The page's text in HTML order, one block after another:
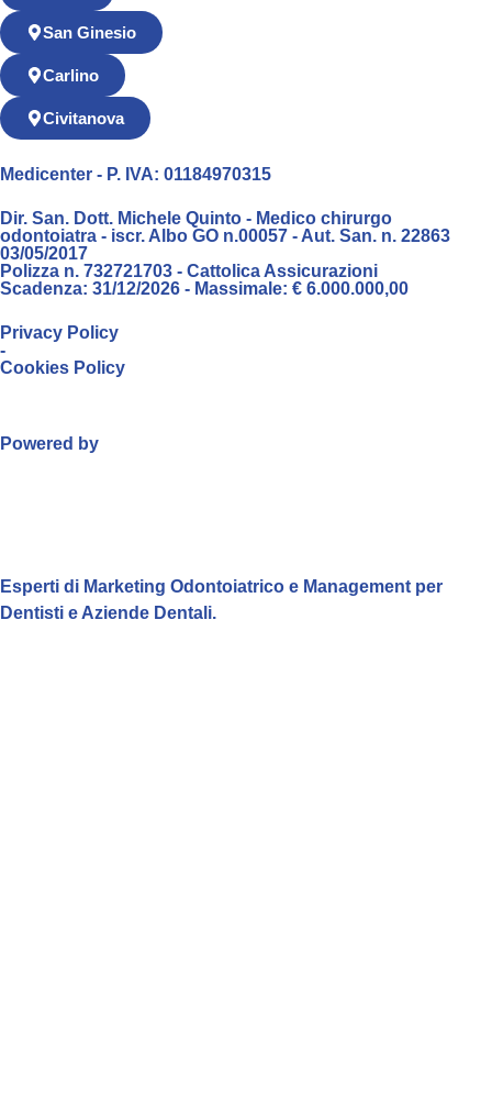
San Ginesio
Carlino
Civitanova
Medicenter - P. IVA: 01184970315
Dir. San. Dott. Michele Quinto - Medico chirurgo
odontoiatra - iscr. Albo GO n.00057 - Aut. San. n. 22863
03/05/2017
Polizza n. 732721703 - Cattolica Assicurazioni
Scadenza: 31/12/2026 - Massimale: € 6.000.000,00
Privacy Policy
-
Cookies Policy
Powered by
Esperti di Marketing Odontoiatrico e Management per
Dentisti e Aziende Dentali.